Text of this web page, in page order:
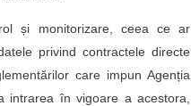
și monitorizare, ceea ce ar
privind contractele directe
care impun Agenția
în vigoare a acestora,